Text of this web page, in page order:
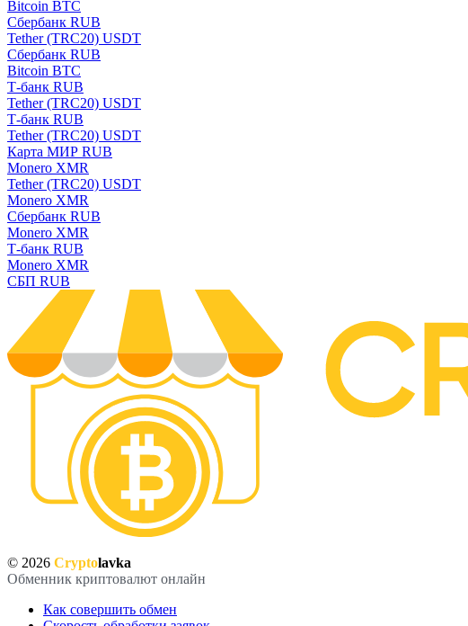
Bitcoin BTC
Сбербанк RUB
Tether (TRC20) USDT
Сбербанк RUB
Bitcoin BTC
Т-банк RUB
Tether (TRC20) USDT
Т-банк RUB
Tether (TRC20) USDT
Карта МИР RUB
Monero XMR
Tether (TRC20) USDT
Monero XMR
Сбербанк RUB
Monero XMR
Т-банк RUB
Monero XMR
СБП RUB
© 2026 Cryptolavka
Обменник криптовалют онлайн
Как совершить обмен